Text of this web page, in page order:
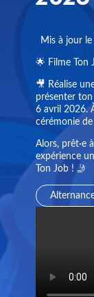
Mis à jour le
🌟 Filme Ton
🎥 Réalise
présenter
6 avril 2026.
cérémonie
Alors, prêt·e
expérience
Ton Job ! 🤳